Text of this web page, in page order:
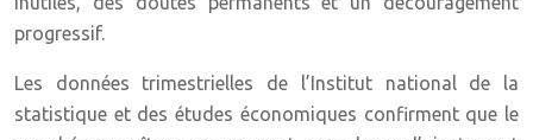
progressif.
Les données trimestrielles de l’Institut national de la
statistique et des études économiques confirment que le